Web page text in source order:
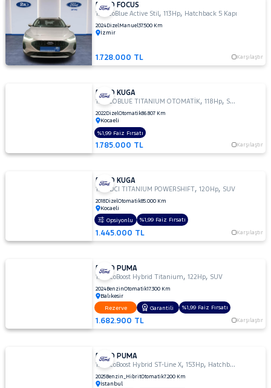
FORD FOCUS
1.5 EcoBlue Active Stil,113Hp, Hatchback 5 Kapı
2024DizelManuel37.500 Km
İzmir
1.728.000 TL Karşılaştır
FORD KUGA
1.5 ECOBLUE TITANIUM OTOMATİK,118Hp, SUV
2022DizelOtomatik86.807 Km
Kocaeli
1.785.000 TL Karşılaştır
%1,99 Faiz Fırsatı
FORD KUGA
1.5 TDCI TITANIUM POWERSHIFT,120Hp, SUV
2018DizelOtomatik85.000 Km
Kocaeli
1.445.000 TL Karşılaştır
Opsiyonlu %1,99 Faiz Fırsatı
FORD PUMA
1.0 EcoBoost Hybrid Titanium,122Hp, SUV
2024BenzinOtomatik17.300 Km
Balıkesir
1.682.900 TL Karşılaştır
Rezerve Garantili %1,99 Faiz Fırsatı
FORD PUMA
1.0 EcoBoost Hybrid ST-Line X,153Hp, Hatchback 5 Kapı
2025Benzin_HibritOtomatik7.200 Km
İstanbul